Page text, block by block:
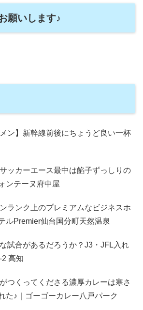
願いします♪
ン】新幹線前後にちょうど良い一杯
ッカーエース最中は餡子ずっしりの
ンテーヌ府中屋
ランク上のプレミアムなビジネスホ
ルPremier仙台国分町天然温泉
試合があるだろうか？J3・JFL入れ
高知
つくってくださる濃厚カレーは寒さ
た♪｜ゴーゴーカレー八戸パーク